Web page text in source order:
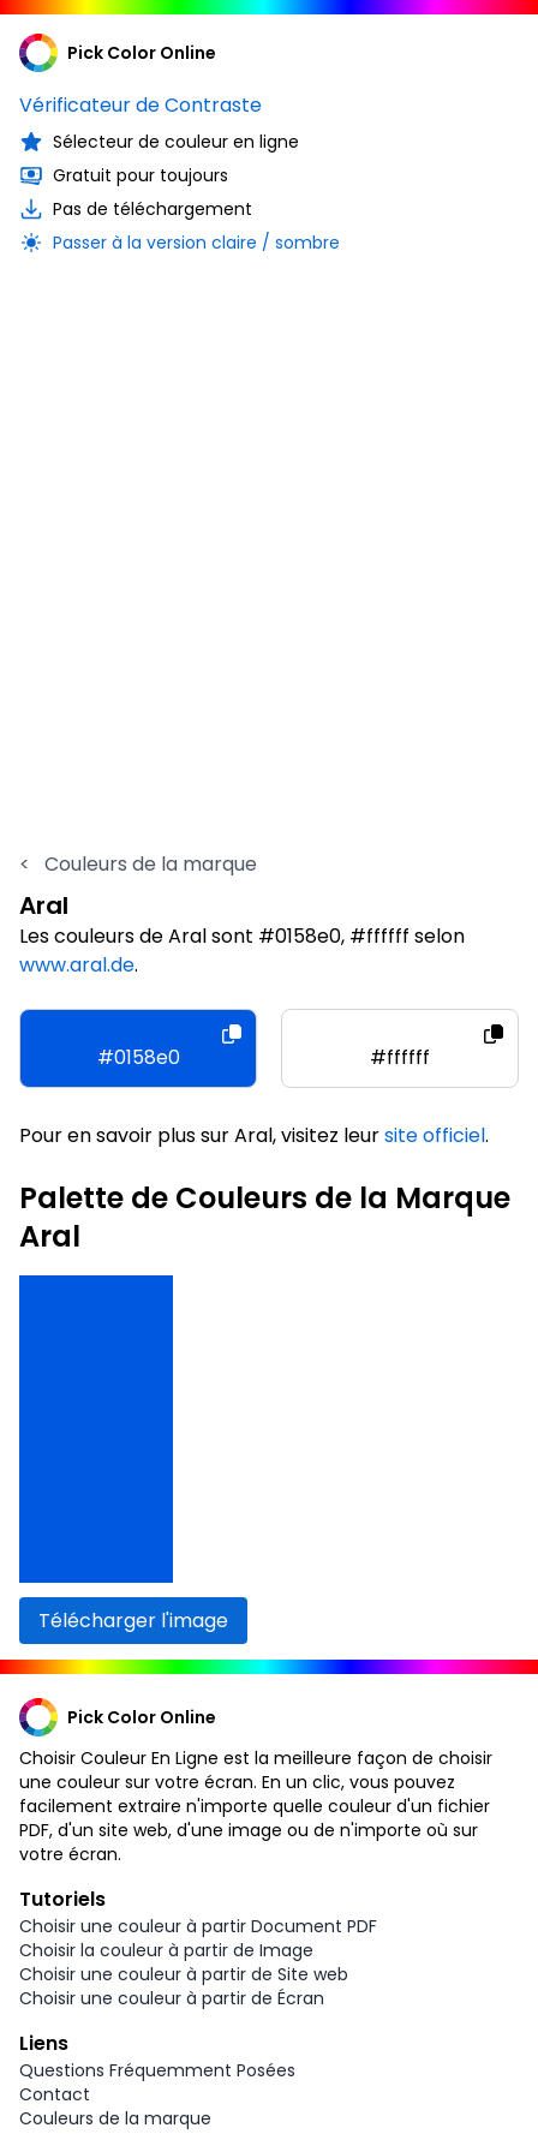
Pick Color Online
Vérificateur de Contraste
Sélecteur de couleur en ligne
Gratuit pour toujours
Pas de téléchargement
Passer à la version claire / sombre
< Couleurs de la marque
Aral
Les couleurs de Aral sont #0158e0, #ffffff selon
www.aral.de.
#0158e0 #ffffff
Pour en savoir plus sur Aral, visitez leursite officiel.
Palette de Couleurs de la Marque
Aral
Télécharger l'image
Pick Color Online
Choisir Couleur En Ligne est la meilleure façon de choisir
une couleur sur votre écran. En un clic, vous pouvez
facilement extraire n'importe quelle couleur d'un fichier
PDF, d'un site web, d'une image ou de n'importe où sur
votre écran.
Tutoriels
Choisir une couleur à partir Document PDF
Choisir la couleur à partir de Image
Choisir une couleur à partir de Site web
Choisir une couleur à partir de Écran
Liens
Questions Fréquemment Posées
Contact
Couleurs de la marque